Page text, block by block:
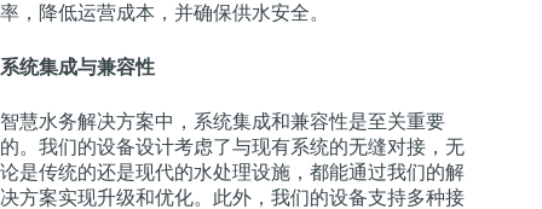
率，降低运营成本，并确保供水安全。
系统集成与兼容性
智慧水务解决方案中，系统集成和兼容性是至关重要
的。我们的设备设计考虑了与现有系统的无缝对接，无
论是传统的还是现代的水处理设施，都能通过我们的解
决方案实现升级和优化。此外，我们的设备支持多种接